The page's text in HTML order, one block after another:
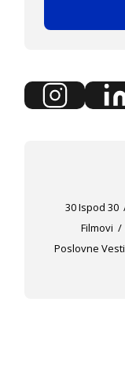
30 Ispod 30
Filmovi
Poslovne Vesti